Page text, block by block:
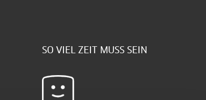
SO VIEL ZEIT MUSS SEIN